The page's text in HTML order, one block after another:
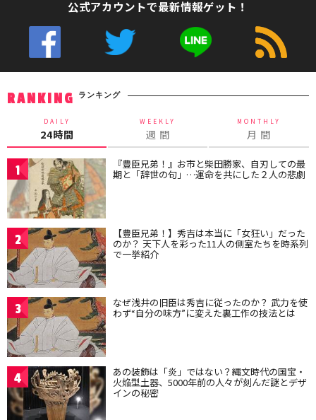
公式アカウントで最新情報ゲット！
RANKING ランキング
DAILY
24時間
WEEKLY
週 間
MONTHLY
月 間
1 『豊臣兄弟！』お市と柴田勝家、自刃しての最
期と「辞世の句」…運命を共にした２人の悲劇
2 【豊臣兄弟！】秀吉は本当に「女狂い」だった
のか？ 天下人を彩った11人の側室たちを時系列
で一挙紹介
3 なぜ浅井の旧臣は秀吉に従ったのか？ 武力を使
わず“自分の味方”に変えた裏工作の技法とは
4 あの装飾は「炎」ではない？縄文時代の国宝・
火焔型土器、5000年前の人々が刻んだ謎とデザ
インの秘密